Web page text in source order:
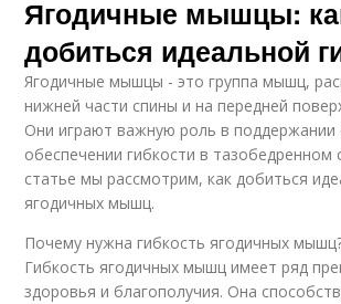
Ягодичные мышцы:
добиться идеальной
Ягодичные мышцы - это группа мышц,
нижней части спины и на передней
Они играют важную роль в поддержании
обеспечении гибкости в тазобедренном
статье мы рассмотрим, как добиться
ягодичных мышц.
Почему нужна гибкость ягодичных
Гибкость ягодичных мышц имеет ряд
здоровья и благополучия. Она